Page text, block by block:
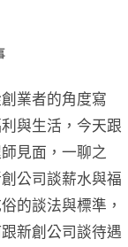
業者的角度寫
與生活，今天跟
見面，一聊之
公司談薪水與福
的談法與標準，
新創公司談待遇